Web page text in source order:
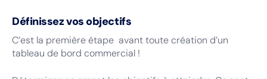
Définissez vos objectifs
C’est la première étape avant toute création d’un
tableau de bord commercial !